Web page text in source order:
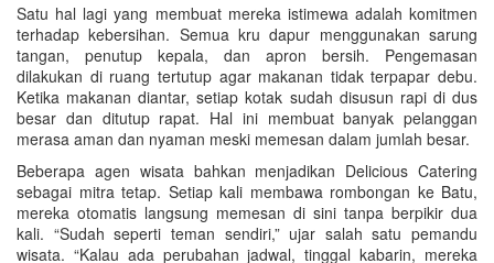
Satu hal lagi yang membuat mereka istimewa adalah komitmen
terhadap kebersihan. Semua kru dapur menggunakan sarung
tangan, penutup kepala, dan apron bersih. Pengemasan
dilakukan di ruang tertutup agar makanan tidak terpapar debu.
Ketika makanan diantar, setiap kotak sudah disusun rapi di dus
besar dan ditutup rapat. Hal ini membuat banyak pelanggan
merasa aman dan nyaman meski memesan dalam jumlah besar.
Beberapa agen wisata bahkan menjadikan Delicious Catering
sebagai mitra tetap. Setiap kali membawa rombongan ke Batu,
mereka otomatis langsung memesan di sini tanpa berpikir dua
kali. “Sudah seperti teman sendiri,” ujar salah satu pemandu
wisata. “Kalau ada perubahan jadwal, tinggal kabarin, mereka